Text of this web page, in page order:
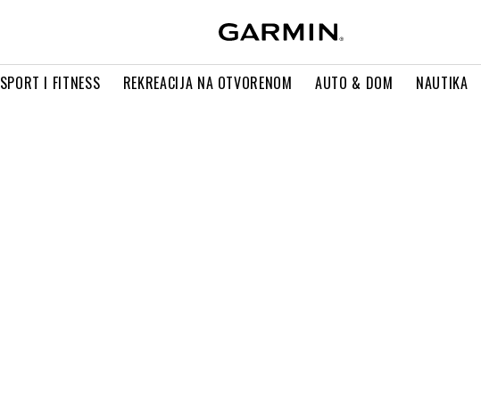
SPORT I FITNESS REKREACIJA NA OTVORENOM AUTO & DOM NAUTIKA